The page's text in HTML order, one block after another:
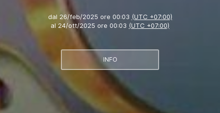
dal 26/feb/2025 ore 00:03 (UTC +07:00)
al 24/ott/2025 ore 00:03 (UTC +07:00)
INFO